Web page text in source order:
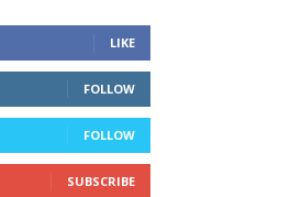
LIKE
FOLLOW
FOLLOW
SUBSCRIBE